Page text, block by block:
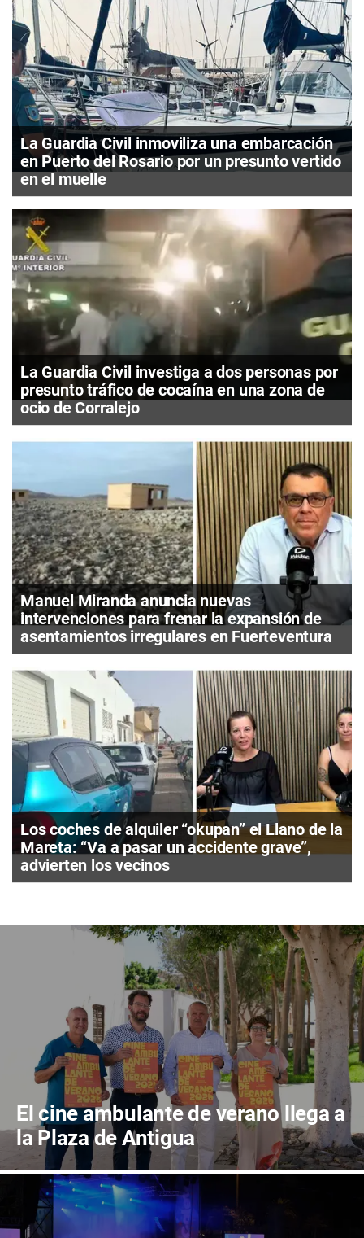
La Guardia Civil inmoviliza una embarcación
en Puerto del Rosario por un presunto vertido
en el muelle
La Guardia Civil investiga a dos personas por
presunto tráfico de cocaína en una zona de
ocio de Corralejo
Manuel Miranda anuncia nuevas
intervenciones para frenar la expansión de
asentamientos irregulares en Fuerteventura
Los coches de alquiler “okupan” el Llano de la
Mareta: “Va a pasar un accidente grave”,
advierten los vecinos
El cine ambulante de verano llega a
la Plaza de Antigua